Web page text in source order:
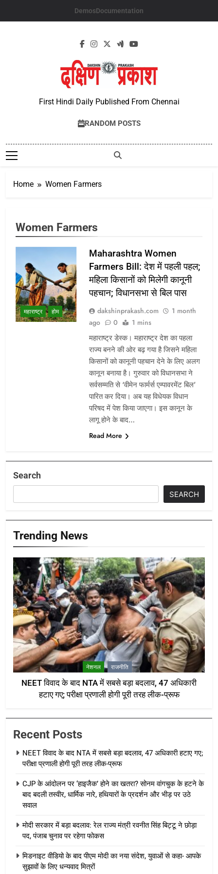
DemosDocumentation
First Hindi Daily Published From Chennai
RANDOM POSTS
Home Women Farmers
Women Farmers
महाराष्ट्र होम
Maharashtra Women
Farmers Bill: देश में पहली पहल;
महिला किसानों को मिलेगी कानूनी
पहचान; विधानसभा से बिल पास
dakshinprakash.com
1 month
ago
0 1 mins
महाराष्ट्र डेस्क। महाराष्ट्र देश का पहला
राज्य बनने की ओर बढ़ गया है जिसने महिला
किसानों को कानूनी पहचान देने के लिए अलग
कानून बनाया है। गुरुवार को विधानसभा ने
सर्वसम्मति से ‘वीमेन फार्मर्स एम्पावरमेंट बिल’
पारित कर दिया। अब यह विधेयक विधान
परिषद में पेश किया जाएगा। इस कानून के
लागू होने के बाद…
Read More
Search
SEARCH
Trending News
नेशनल राजनीति
NEET विवाद के बाद NTA में सबसे बड़ा बदलाव, 47 अधिकारी
हटाए गए; परीक्षा प्रणाली होगी पूरी तरह लीक-प्रूफ
Recent Posts
NEET विवाद के बाद NTA में सबसे बड़ा बदलाव, 47 अधिकारी हटाए गए;
परीक्षा प्रणाली होगी पूरी तरह लीक-प्रूफ
CJP के आंदोलन पर ‘हाइजैक’ होने का खतरा? सोनम वांगचुक के हटने के
बाद बदली तस्वीर, धार्मिक नारे, हथियारों के प्रदर्शन और भीड़ पर उठे
सवाल
मोदी सरकार में बड़ा बदलाव: रेल राज्य मंत्री रवनीत सिंह बिट्टू ने छोड़ा
पद, पंजाब चुनाव पर रहेगा फोकस
मिडनाइट वीडियो के बाद पीएम मोदी का नया संदेश, युवाओं से कहा- आपके
सुझावों के लिए धन्यवाद मित्रों